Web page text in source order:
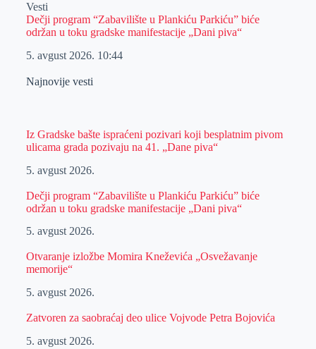
Vesti
Dečji program “Zabavilište u Plankiću Parkiću” biće
održan u toku gradske manifestacije „Dani piva“
5. avgust 2026. 10:44
Najnovije vesti
Iz Gradske bašte ispraćeni pozivari koji besplatnim pivom
ulicama grada pozivaju na 41. „Dane piva“
5. avgust 2026.
Dečji program “Zabavilište u Plankiću Parkiću” biće
održan u toku gradske manifestacije „Dani piva“
5. avgust 2026.
Otvaranje izložbe Momira Kneževića „Osvežavanje
memorije“
5. avgust 2026.
Zatvoren za saobraćaj deo ulice Vojvode Petra Bojovića
5. avgust 2026.